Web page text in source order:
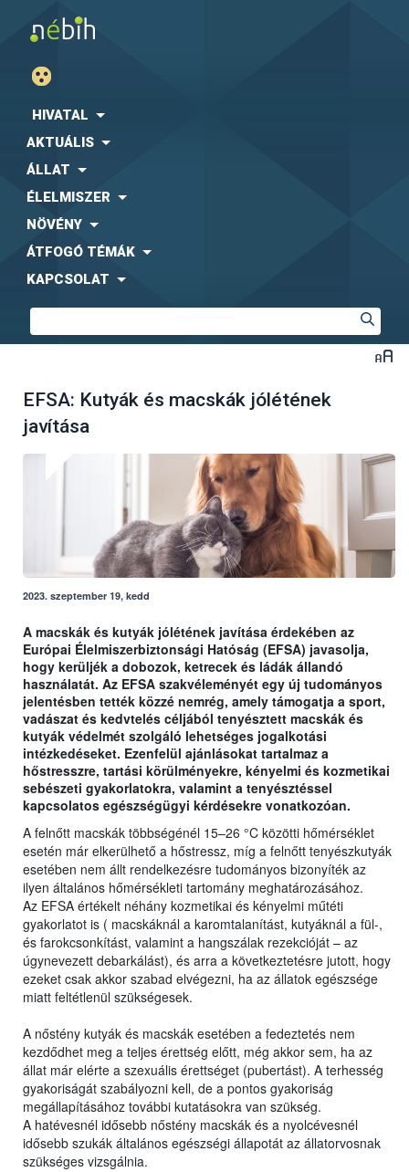
HIVATAL
AKTUÁLIS
ÁLLAT
ÉLELMISZER
NÖVÉNY
ÁTFOGÓ TÉMÁK
KAPCSOLAT
EFSA: Kutyák és macskák jólétének
javítása
2023. szeptember 19, kedd
A macskák és kutyák jólétének javítása érdekében az
Európai Élelmiszerbiztonsági Hatóság (EFSA) javasolja,
hogy kerüljék a dobozok, ketrecek és ládák állandó
használatát. Az EFSA szakvéleményét egy új tudományos
jelentésben tették közzé nemrég, amely támogatja a sport,
vadászat és kedvtelés céljából tenyésztett macskák és
kutyák védelmét szolgáló lehetséges jogalkotási
intézkedéseket. Ezenfelül ajánlásokat tartalmaz a
hőstresszre, tartási körülményekre, kényelmi és kozmetikai
sebészeti gyakorlatokra, valamint a tenyésztéssel
kapcsolatos egészségügyi kérdésekre vonatkozóan.
A felnőtt macskák többségénél 15–26 °C közötti hőmérséklet
esetén már elkerülhető a hőstressz, míg a felnőtt tenyészkutyák
esetében nem állt rendelkezésre tudományos bizonyíték az
ilyen általános hőmérsékleti tartomány meghatározásához.
Az EFSA értékelt néhány kozmetikai és kényelmi műtéti
gyakorlatot is ( macskáknál a karomtalanítást, kutyáknál a fül-,
és farokcsonkítást, valamint a hangszálak rezekcióját – az
úgynevezett debarkálást), és arra a következtetésre jutott, hogy
ezeket csak akkor szabad elvégezni, ha az állatok egészsége
miatt feltétlenül szükségesek.
A nőstény kutyák és macskák esetében a fedeztetés nem
kezdődhet meg a teljes érettség előtt, még akkor sem, ha az
állat már elérte a szexuális érettséget (pubertást). A terhesség
gyakoriságát szabályozni kell, de a pontos gyakoriság
megállapításához további kutatásokra van szükség.
A hatévesnél idősebb nőstény macskák és a nyolcévesnél
idősebb szukák általános egészségi állapotát az állatorvosnak
szükséges vizsgálnia.